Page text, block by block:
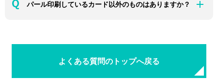
パール印刷しているカード以外のものはありますか？
よくある質問のトップへ戻る